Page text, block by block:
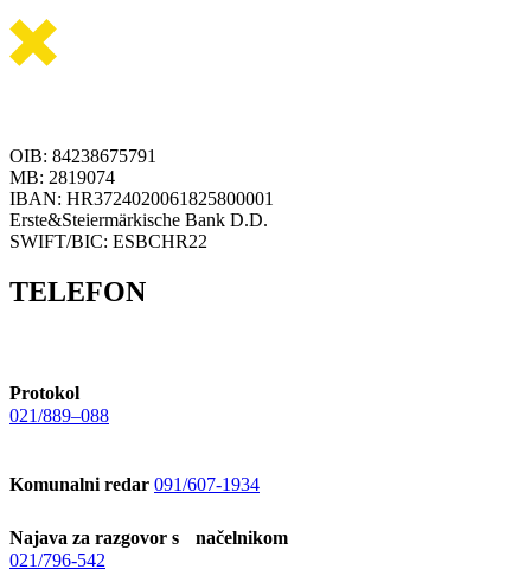
OIB: 84238675791
MB: 2819074
IBAN: HR3724020061825800001
Erste&Steiermärkische Bank D.D.
SWIFT/BIC: ESBCHR22
TELEFON
Protokol
021/889–088
Komunalni redar 091/607-1934
Najava za razgovor s načelnikom
021/796-542